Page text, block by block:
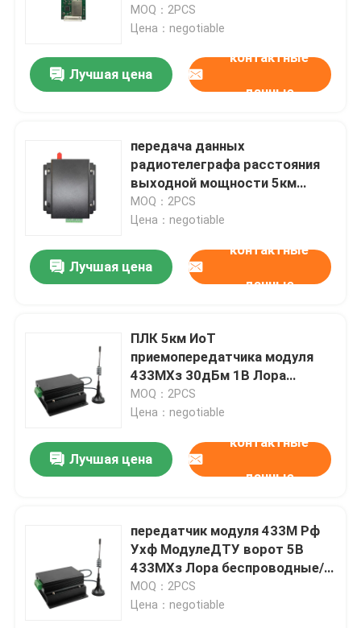
данных беспроводной
MOQ：2PCS
Цена：negotiable
Лучшая цена
контактные
данные
передача данных
радиотелеграфа расстояния
выходной мощности 5км
модуля 1В 433МХз
беспроводная Лора
MOQ：2PCS
Цена：negotiable
Лучшая цена
контактные
данные
ПЛК 5км ИоТ
приемопередатчика модуля
433МХз 30дБм 1В Лора
локальных сетей
беспроводной долгосрочный
MOQ：2PCS
Цена：negotiable
Лучшая цена
контактные
данные
передатчик модуля 433М Рф
Ухф МодулеДТУ ворот 5В
433МХз Лора беспроводные/
приемник СС1278
MOQ：2PCS
Цена：negotiable